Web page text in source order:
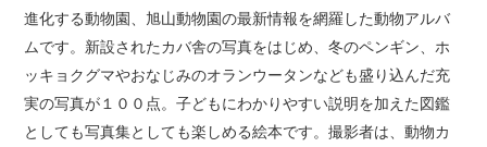
進化する動物園、旭山動物園の最新情報を網羅した動物アルバ
ムです。新設されたカバ舎の写真をはじめ、冬のペンギン、ホ
ッキョクグマやおなじみのオランウータンなども盛り込んだ充
実の写真が１００点。子どもにわかりやすい説明を加えた図鑑
としても写真集としても楽しめる絵本です。撮影者は、動物カ